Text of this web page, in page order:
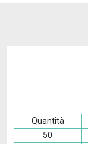
Quantità
50